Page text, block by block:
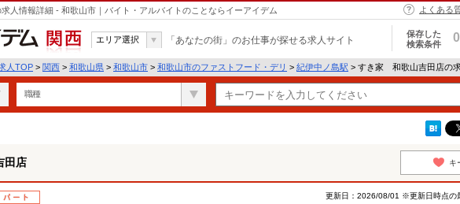
人情報詳細 - 和歌山市｜バイト・アルバイトのことならイーアイデム よくある
関西
エリア選択 「あなたの街」のお仕事が探せる求人サイト
保存した
検索条件
0
人TOP > 関西 > 和歌山県 > 和歌山市 > 和歌山市のファストフード・デリ > 紀伊中ノ島駅 > すき家 和歌山吉田店の
職種
田店 キ
更新日：2026/08/01 ※更新日時点の